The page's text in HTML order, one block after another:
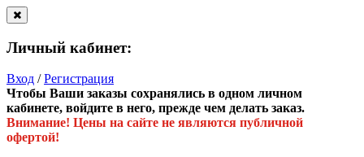
Личный кабинет:
Вход /Регистрация
Чтобы Ваши заказы сохранялись в одном личном
кабинете, войдите в него, прежде чем делать заказ.
Внимание! Цены на сайте не являются публичной
офертой!